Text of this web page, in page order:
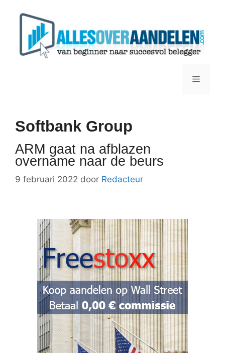
Menu
Softbank Group
ARM gaat na afblazen
overname naar de beurs
9 februari 2022 door Redacteur